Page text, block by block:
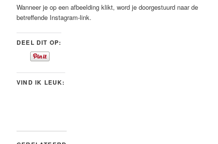
Wanneer je op een afbeelding klikt, word je doorgestuurd naar de
betreffende Instagram-link.
DEEL DIT OP:
VIND IK LEUK: